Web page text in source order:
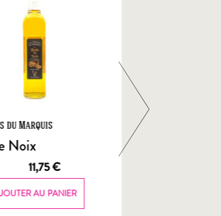
du Marquis
Noix
11,75€
AU PANIER